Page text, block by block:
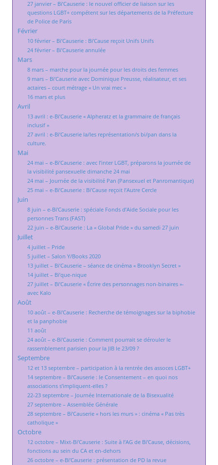
27 janvier – Bi’Causerie : le nouvel officier de liaison sur les
questions LGBT+ compétent sur les départements de la Préfecture
de Police de Paris
Février
10 février – Bi’Causerie : Bi’Cause reçoit Unifs Unifs
24 février – Bi’Causerie annulée
Mars
8 mars – marche pour la journée pour les droits des femmes
9 mars – Bi’Causerie avec Dominique Preusse, réalisateur, et ses
actaires – court métrage « Un vrai mec »
16 mars et plus
Avril
13 avril : e-Bi’Causerie « Alpheratz et la grammaire de français
inclusif »
27 avril : e-Bi’Causerie la/les représentation/s bi/pan dans la
culture.
Mai
24 mai – e-Bi’Causerie : avec l’inter LGBT, préparons la journée de
la visibilité pansexuelle dimanche 24 mai
24 mai – Journée de la visibilité Pan (Pansexuel et Panromantique)
25 mai – e-Bi’Causerie : Bi’Cause reçoit l’Autre Cercle
Juin
8 juin – e-Bi’Causerie : spéciale Fonds d’Aide Sociale pour les
personnes Trans (FAST)
22 juin – e-Bi’Causerie : La « Global Pride » du samedi 27 juin
Juillet
4 juillet – Pride
5 juillet – Salon Y/Books 2020
13 juillet – Bi’Causerie – séance de cinéma « Brooklyn Secret »
14 juillet – Bi’que-nique
27 juillet – Bi’Causerie « Écrire des personnages non-binaires »-
avec Kalo
Août
10 août – e-Bi’Causerie : Recherche de témoignages sur la biphobie
et la panphobie
11 août
24 août – e-Bi’Causerie : Comment pourrait se dérouler le
rassemblement parisien pour la JIB le 23/09 ?
Septembre
12 et 13 septembre – participation à la rentrée des assoces LGBT+
14 septembre – Bi’Causerie : le Consentement – en quoi nos
associations s’impliquent-elles ?
22-23 septembre – Journée Internationale de la Bisexualité
27 septembre – Assemblée Générale
28 septembre – Bi’Causerie « hors les murs » : cinéma « Pas très
catholique »
Octobre
12 octobre – Mixt-Bi’Causerie : Suite à l’AG de Bi’Cause, décisions,
fonctions au sein du CA et en-dehors
26 octobre – e-Bi’Causerie : présentation de PD la revue